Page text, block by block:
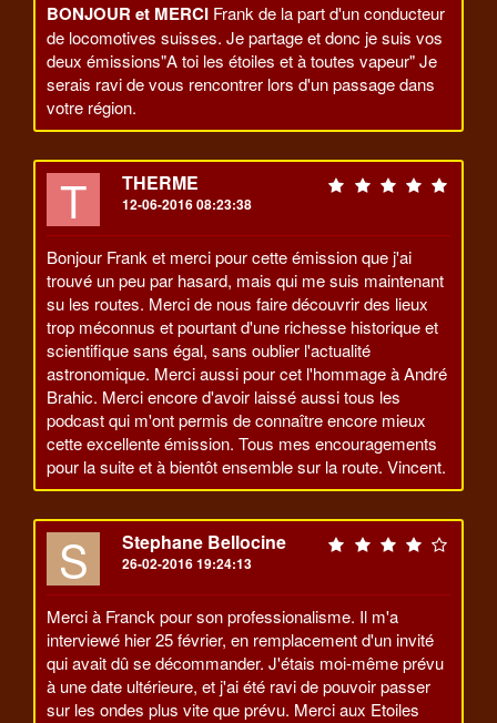
BONJOUR et MERCI Frank de la part d'un conducteur
de locomotives suisses. Je partage et donc je suis vos
deux émissions"A toi les étoiles et à toutes vapeur" Je
serais ravi de vous rencontrer lors d'un passage dans
votre région.
T THERME
12-06-2016 08:23:38
Bonjour Frank et merci pour cette émission que j'ai
trouvé un peu par hasard, mais qui me suis maintenant
su les routes. Merci de nous faire découvrir des lieux
trop méconnus et pourtant d'une richesse historique et
scientifique sans égal, sans oublier l'actualité
astronomique. Merci aussi pour cet l'hommage à André
Brahic. Merci encore d'avoir laissé aussi tous les
podcast qui m'ont permis de connaître encore mieux
cette excellente émission. Tous mes encouragements
pour la suite et à bientôt ensemble sur la route. Vincent.
S Stephane Bellocine
26-02-2016 19:24:13
Merci à Franck pour son professionalisme. Il m'a
interviewé hier 25 février, en remplacement d'un invité
qui avait dû se décommander. J'étais moi-même prévu
à une date ultérieure, et j'ai été ravi de pouvoir passer
sur les ondes plus vite que prévu. Merci aux Etoiles